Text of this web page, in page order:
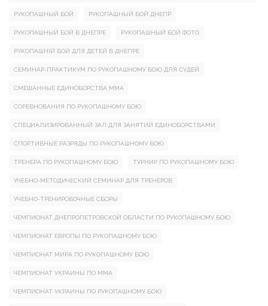
РУКОПАШНЫЙ БОЙ РУКОПАШНЫЙ БОЙ ДНЕПР
РУКОПАШНЫЙ БОЙ В ДНЕПРЕ РУКОПАШНЫЙ БОЙ ФОТО
РУКОПАШНІЙ БОЙ ДЛЯ ДЕТЕЙ В ДНЕПРЕ
СЕМИНАР-ПРАКТИКУМ ПО РУКОПАШНОМУ БОЮ ДЛЯ СУДЕЙ
СМЕШАННЫЕ ЕДИНОБОРСТВА ММА
СОРЕВНОВАНИЯ ПО РУКОПАШНОМУ БОЮ
СПЕЦИАЛИЗИРОВАННЫЙ ЗАЛ ДЛЯ ЗАНЯТИЙ ЕДИНОБОРСТВАМИ
СПОРТИВНЫЕ РАЗРЯДЫ ПО РУКОПАШНОМУ БОЮ
ТРЕНЕРА ПО РУКОПАШНОМУ БОЮ ТУРНИР ПО РУКОПАШНОМУ БОЮ
УЧЕБНО-МЕТОДИЧЕСКИЙ СЕМИНАР ДЛЯ ТРЕНЕРОВ
УЧЕБНО-ТРЕНИРОВОЧНЫЕ СБОРЫ
ЧЕМПИОНАТ ДНЕПРОПЕТРОВСКОЙ ОБЛАСТИ ПО РУКОПАШНОМУ БОЮ
ЧЕМПИОНАТ ЕВРОПЫ ПО РУКОПАШНОМУ БОЮ
ЧЕМПИОНАТ МИРА ПО РУКОПАШНОМУ БОЮ
ЧЕМПИОНАТ УКРАИНЫ ПО ММА
ЧЕМПИОНАТ УКРАИНЫ ПО РУКОПАШНОМУ БОЮ